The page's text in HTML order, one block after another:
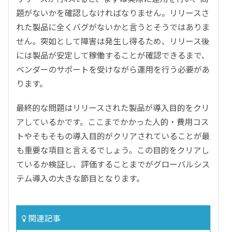
題がないかを確認しなければなりません。リリースさ
れた製品に全くバグがないかと言うとそうではありま
せん。突如として障害は発生し得るため、リリース後
には製品が安定して稼働することが確認できるまで、
ベンダーのサポートを受けながら運用を行う必要があ
ります。
最終的な問題はリリースされた製品が導入目的をクリ
アしているかです。ここまでかかった人的・費用コス
トやそもそもの導入目的がクリアされていることが最
も重要な項目と言えるでしょう。この目的をクリアし
ているか検証し、評価することまでがグローバルシス
テム導入の大きな節目となります。
関連記事